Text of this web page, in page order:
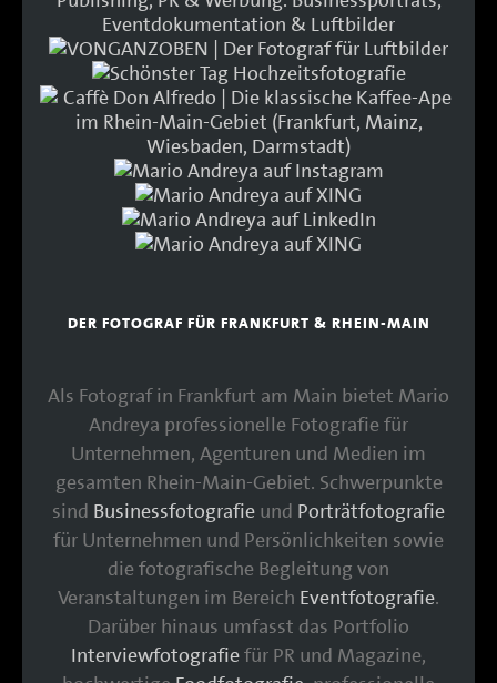
DER FOTOGRAF FÜR FRANKFURT & RHEIN-MAIN
Als Fotograf in Frankfurt am Main bietet Mario
Andreya professionelle Fotografie für
Unternehmen, Agenturen und Medien im
gesamten Rhein-Main-Gebiet. Schwerpunkte
sind Businessfotografie und Porträtfotografie
für Unternehmen und Persönlichkeiten sowie
die fotografische Begleitung von
Veranstaltungen im Bereich Eventfotografie.
Darüber hinaus umfasst das Portfolio
Interviewfotografiefür PR und Magazine,